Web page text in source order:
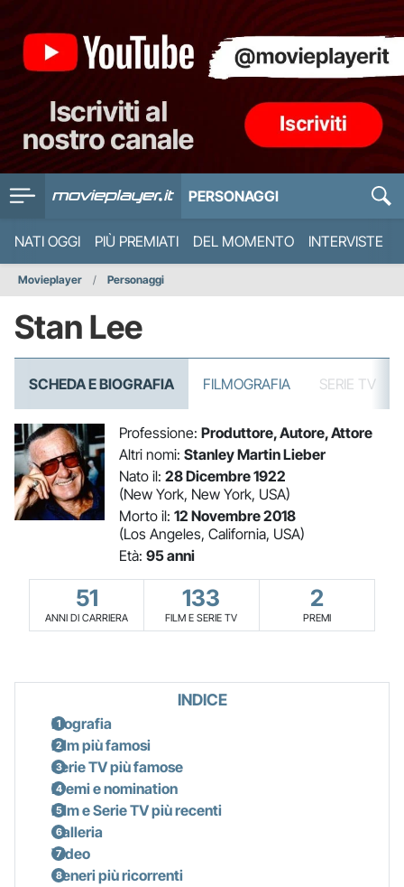
PERSONAGGI
NATI OGGI PIÙ PREMIATI DEL MOMENTO INTERVISTE
Movieplayer Personaggi
Stan Lee
SCHEDA E BIOGRAFIA FILMOGRAFIA SERIE TV
Professione: Produttore, Autore, Attore
Altri nomi: Stanley Martin Lieber
Nato il: 28 Dicembre 1922
(New York, New York, USA)
Morto il: 12 Novembre 2018
(Los Angeles, California, USA)
Età: 95 anni
51
ANNI DI CARRIERA
133
FILM E SERIE TV
2
PREMI
INDICE
Biografia
Film più famosi
Serie TV più famose
Premi e nomination
Film e Serie TV più recenti
Galleria
Video
Generi più ricorrenti